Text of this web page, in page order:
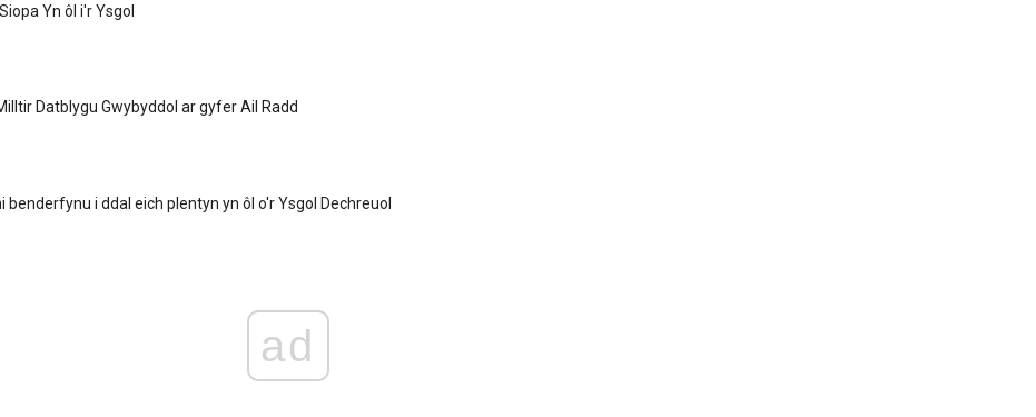
Yn ôl i'r Ysgol
Datblygu Gwybyddol ar gyfer Ail Radd
benderfynu i ddal eich plentyn yn ôl o'r Ysgol Dechreuol
ad